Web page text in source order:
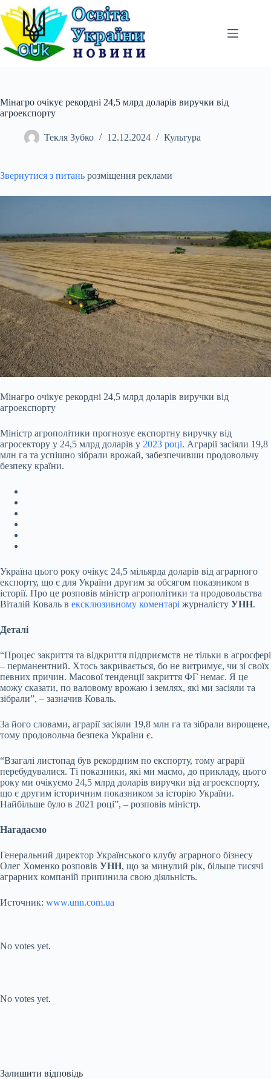
Перейти
до
вмісту
Мінагро очікує рекордні 24,5 млрд доларів виручки від
агроекспорту
Текля Зубко 12.12.2024 Культура
Звернутися з питань розміщення реклами
Мінагро очікує рекордні 24,5 млрд доларів виручки від
агроекспорту
Міністр агрополітики прогнозує експортну виручку від
агросектору у 24,5 млрд доларів у 2023 році. Аграрії засіяли 19,8
млн га та успішно зібрали врожай, забезпечивши продовольчу
безпеку країни.
Україна цього року очікує 24,5 мільярда доларів від аграрного
експорту, що є для України другим за обсягом показником в
історії. Про це розповів міністр агрополітики та продовольства
Віталій Коваль в ексклюзивному коментарі журналісту УНН.
Деталі
“Процес закриття та відкриття підприємств не тільки в агросфері
– перманентний. Хтось закривається, бо не витримує, чи зі своїх
певних причин. Масової тенденції закриття ФГ немає. Я це
можу сказати, по валовому врожаю і землях, які ми засіяли та
зібрали”, – зазначив Коваль.
За його словами, аграрії засіяли 19,8 млн га та зібрали вирощене,
тому продовольча безпека України є.
“Взагалі листопад був рекордним по експорту, тому аграрії
перебудувалися. Ті показники, які ми маємо, до прикладу, цього
року ми очікуємо 24,5 млрд доларів виручки від агроекспорту,
що є другим історичним показником за історію України.
Найбільше було в 2021 році”, – розповів міністр.
Нагадаємо
Генеральний директор Українського клубу аграрного бізнесу
Олег Хоменко розповів УНН, що за минулий рік, більше тисячі
аграрних компаній припинила свою діяльність.
Источник: www.unn.com.ua
No votes yet.
No votes yet.
Залишити відповідь